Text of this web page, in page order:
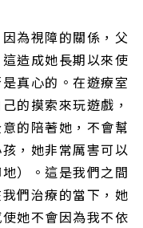
為視障的關係，父
造成她長期以來使
真心的。在遊療室
的摸索來玩遊戲，
的陪著她，不會幫
，她非常厲害可以
）。這是我們之間
們治療的當下，她
她不會因為我不依